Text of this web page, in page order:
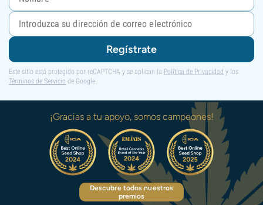
Regístrate
Este sitio está protegido por reCAPTCHA y se aplican la Política de Privacidad y los
Términos de Servicio de Google.
¡Gracias a tu apoyo, somos campeones!
Descubre todos nuestros
premios